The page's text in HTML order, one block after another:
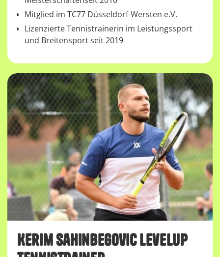
Mitglied im TC77 Düsseldorf-Wersten e.V.
Lizenzierte Tennistrainerin im Leistungssport
und Breitensport seit 2019
Kerim Sahinbegovic Levelup